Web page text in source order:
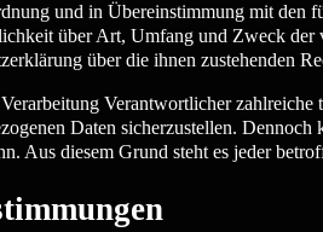
und in Übereinstimmung mit den
über Art, Umfang und Zweck der
über die ihnen zustehenden
Verantwortlicher
Daten sicherzustellen.
Aus diesem Grund steht es jeder